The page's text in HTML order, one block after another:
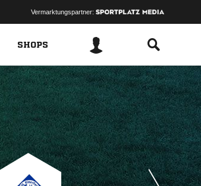
Vermarktungspartner:
SHOPS